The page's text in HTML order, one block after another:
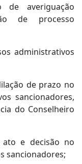
averiguação
de processo
administrativos
de prazo no
sancionadores,
do Conselheiro
e decisão no
sancionadores;